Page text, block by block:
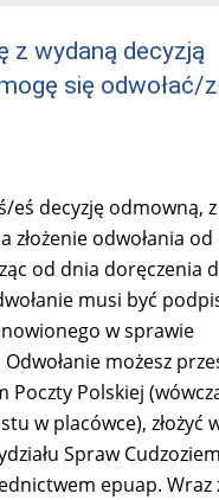
z wydaną decyzją
się odwołać/
eś decyzję odmowną,
złożenie odwołania od
od dnia doręczenia
musi być
w sprawie
możesz
Poczty Polskiej
w placówce), złożyć
Spraw
epuap. Wraz